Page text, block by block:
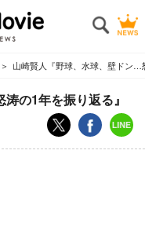
山崎賢人『野球、水球、壁ドン…
の1年を振り返る』